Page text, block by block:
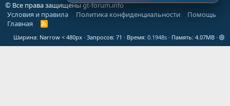
© Все права защищеныgt-forum.info
Условия и правила
Политика конфиденциальности
Помощь
Главная
R
S
Ширина Запросов 71 Время 0.1948s Память 4.07MB